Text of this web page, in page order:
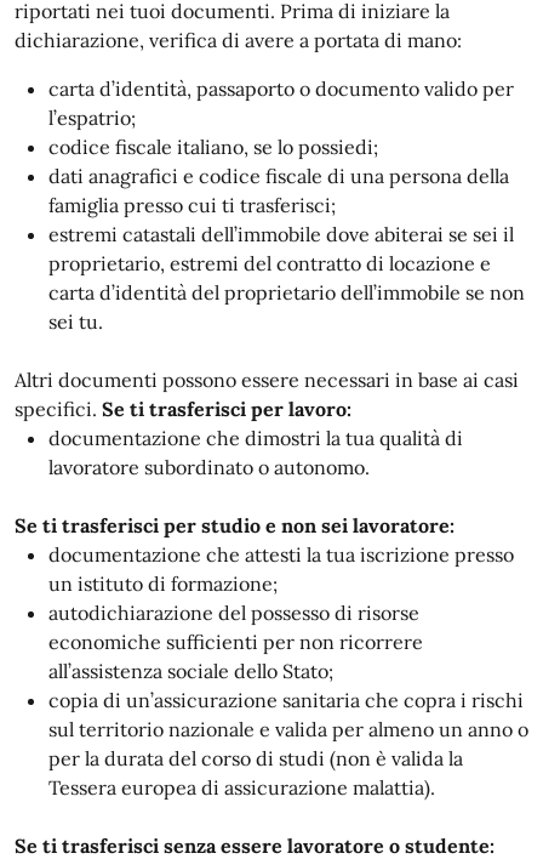
riportati nei tuoi documenti. Prima di iniziare la
dichiarazione, verifica di avere a portata di mano:
carta d’identità, passaporto o documento valido per
l’espatrio;
codice fiscale italiano, se lo possiedi;
dati anagrafici e codice fiscale di una persona della
famiglia presso cui ti trasferisci;
estremi catastali dell’immobile dove abiterai se sei il
proprietario, estremi del contratto di locazione e
carta d’identità del proprietario dell’immobile se non
sei tu.
Altri documenti possono essere necessari in base ai casi
specifici. Se ti trasferisci per lavoro:
documentazione che dimostri la tua qualità di
lavoratore subordinato o autonomo.
Se ti trasferisci per studio e non sei lavoratore:
documentazione che attesti la tua iscrizione presso
un istituto di formazione;
autodichiarazione del possesso di risorse
economiche sufficienti per non ricorrere
all’assistenza sociale dello Stato;
copia di un’assicurazione sanitaria che copra i rischi
sul territorio nazionale e valida per almeno un anno o
per la durata del corso di studi (non è valida la
Tessera europea di assicurazione malattia).
Se ti trasferisci senza essere lavoratore o studente: